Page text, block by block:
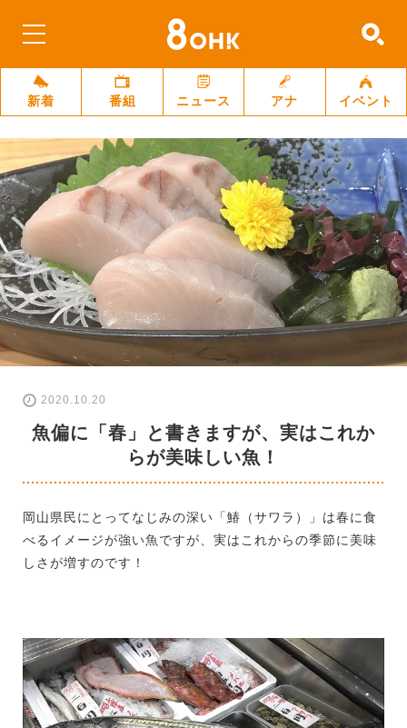
新着 番組 ニュース アナ イベント
2020.10.20
魚偏に「春」と書きますが、実はこれか
らが美味しい魚！
岡山県民にとってなじみの深い「鰆（サワラ）」は春に食
べるイメージが強い魚ですが、実はこれからの季節に美味
しさが増すのです！